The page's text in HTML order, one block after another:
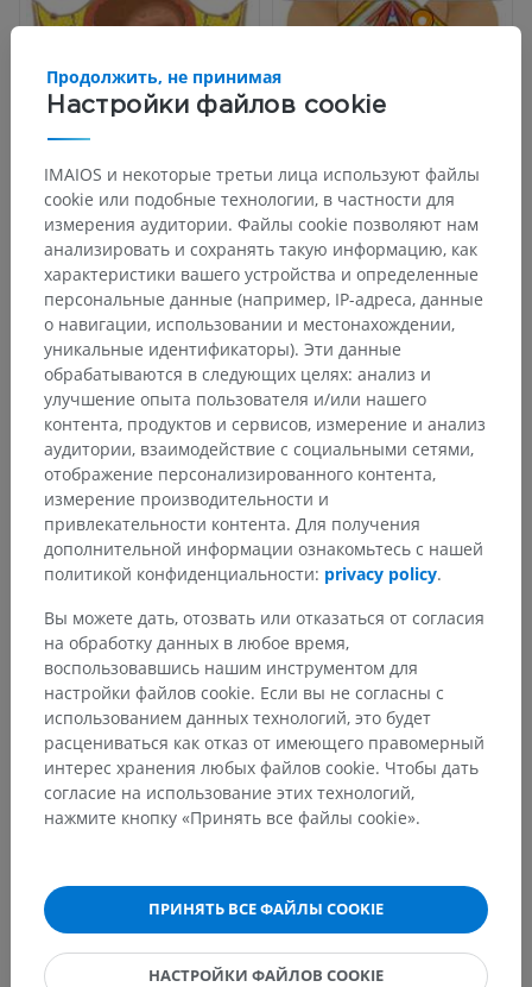
Настройки файлов cookie
Продолжить, не принимая
IMAIOS и некоторые третьи лица используют файлы
cookie или подобные технологии, в частности для
измерения аудитории. Файлы cookie позволяют нам
анализировать и сохранять такую информацию, как
характеристики вашего устройства и определенные
персональные данные (например, IP-адреса, данные
о навигации, использовании и местонахождении,
уникальные идентификаторы). Эти данные
обрабатываются в следующих целях: анализ и
улучшение опыта пользователя и/или нашего
контента, продуктов и сервисов, измерение и анализ
аудитории, взаимодействие с социальными сетями,
отображение персонализированного контента,
измерение производительности и
привлекательности контента. Для получения
дополнительной информации ознакомьтесь с нашей
политикой конфиденциальности: privacy policy.
Вы можете дать, отозвать или отказаться от согласия
на обработку данных в любое время,
воспользовавшись нашим инструментом для
настройки файлов cookie. Если вы не согласны с
использованием данных технологий, это будет
расцениваться как отказ от имеющего правомерный
интерес хранения любых файлов cookie. Чтобы дать
согласие на использование этих технологий,
нажмите кнопку «Принять все файлы cookie».
ПРИНЯТЬ ВСЕ ФАЙЛЫ COOKIE
НАСТРОЙКИ ФАЙЛОВ COOKIE